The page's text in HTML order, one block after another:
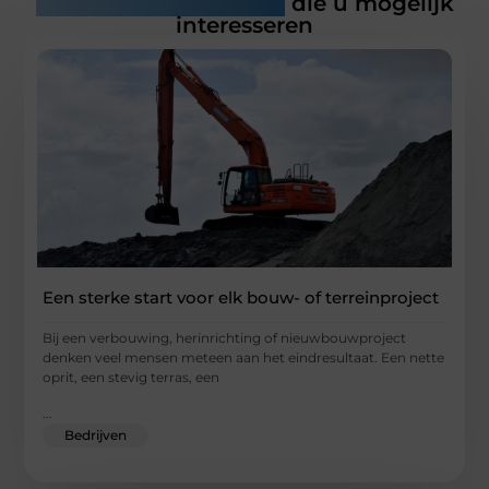
interesseren
Een sterke start voor elk bouw- of terreinproject
Bij een verbouwing, herinrichting of nieuwbouwproject
denken veel mensen meteen aan het eindresultaat. Een nette
oprit, een stevig terras, een
Bedrijven